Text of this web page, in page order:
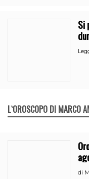
Si
L`OROSCOPO DI MARCO
di